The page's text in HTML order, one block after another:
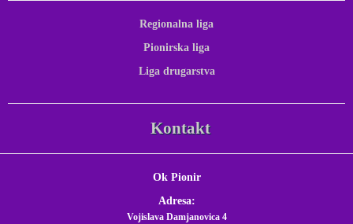
Regionalna liga
Pionirska liga
Liga drugarstva
Kontakt
Ok Pionir
Adresa:
Vojislava Damjanovica 4